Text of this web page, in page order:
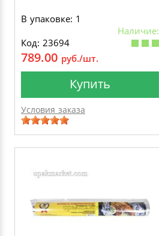
В упаковке: 1
Наличие:
Код: 23694
789.00 руб./шт.
Купить
Условия заказа